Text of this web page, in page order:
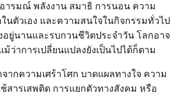
ารมณ์ พลังงาน สมาธิ การนอน ความ
นตัวเอง และความสนใจในกิจกรรมทั่วไป
อยู่นานและรบกวนชีวิตประจำวัน โลกอาจ
ว่าการเปลี่ยนแปลงยังเป็นไปได้ก็ตาม
ากความเศร้าโศก บาดแผลทางใจ ความ
ช้สารเสพติด การแยกตัวทางสังคม หรือ